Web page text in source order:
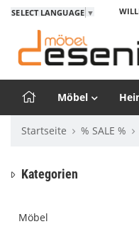
SELECT LANGUAGE ▼
Möbel
Startseite % SALE %
Kategorien
Möbel